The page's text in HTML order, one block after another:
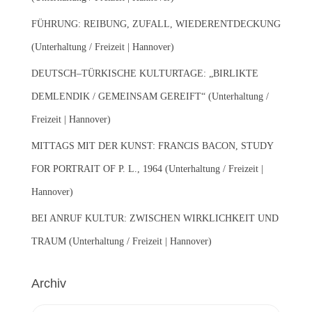
:FÜHRUNG: REIBUNG, ZUFALL, WIEDERENTDECKUNG
(Unterhaltung / Freizeit | Hannover)
DEUTSCH–TÜRKISCHE KULTURTAGE: „BIRLIKTE
DEMLENDIK / GEMEINSAM GEREIFT“ (Unterhaltung /
Freizeit | Hannover)
MITTAGS MIT DER KUNST: FRANCIS BACON, STUDY
FOR PORTRAIT OF P. L., 1964 (Unterhaltung / Freizeit |
Hannover)
BEI ANRUF KULTUR: ZWISCHEN WIRKLICHKEIT UND
TRAUM (Unterhaltung / Freizeit | Hannover)
Archiv